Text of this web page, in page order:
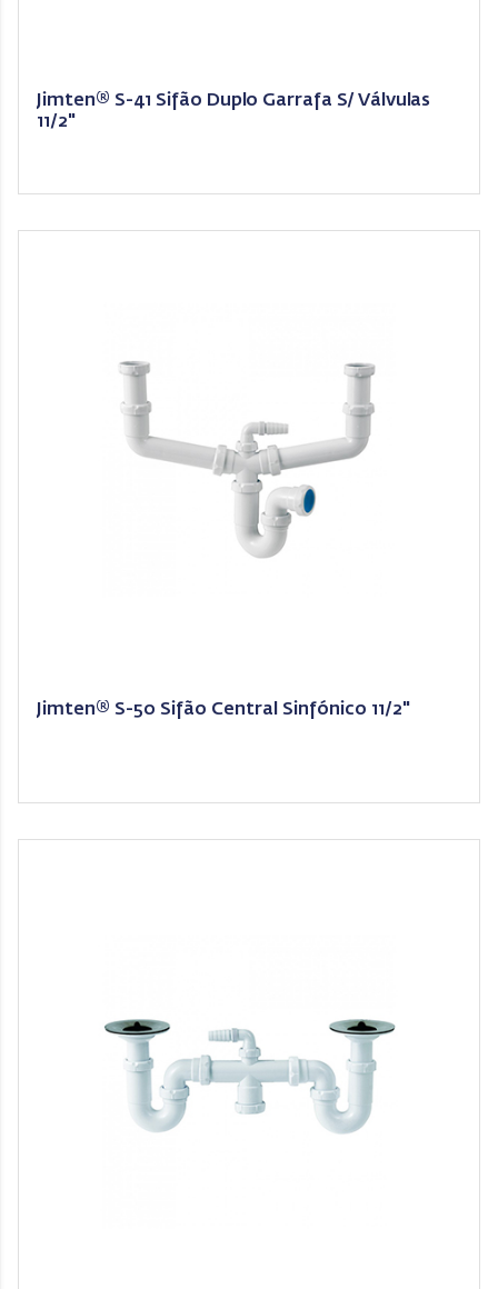
Jimten® S-41 Sifão Duplo Garrafa S/ Válvulas
11/2"
Jimten® S-50 Sifão Central Sinfónico 11/2"